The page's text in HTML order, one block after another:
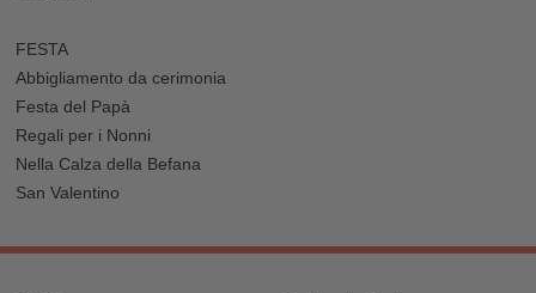
FESTA
Abbigliamento da cerimonia
Festa del Papà
Regali per i Nonni
Nella Calza della Befana
San Valentino